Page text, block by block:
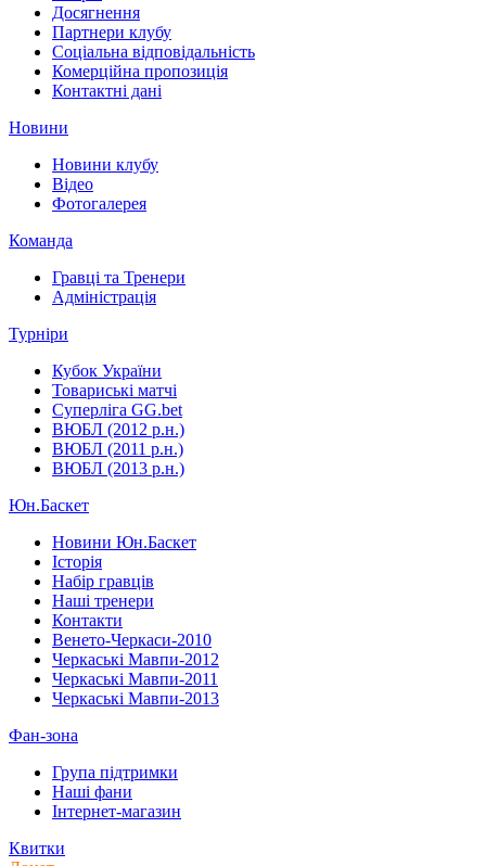
Досягнення
Партнери клубу
Соціальна відповідальність
Комерційна пропозиція
Контактні дані
Новини
Новини клубу
Відео
Фотогалерея
Команда
Гравці та Тренери
Адміністрація
Турніри
Кубок України
Товариські матчі
Суперліга GG.bet
ВЮБЛ (2012 р.н.)
ВЮБЛ (2011 р.н.)
ВЮБЛ (2013 р.н.)
Юн.Баскет
Новини Юн.Баскет
Історія
Набір гравців
Наші тренери
Контакти
Венето-Черкаси-2010
Черкаські Мавпи-2012
Черкаські Мавпи-2011
Черкаські Мавпи-2013
Фан-зона
Група підтримки
Наші фани
Інтернет-магазин
Квитки